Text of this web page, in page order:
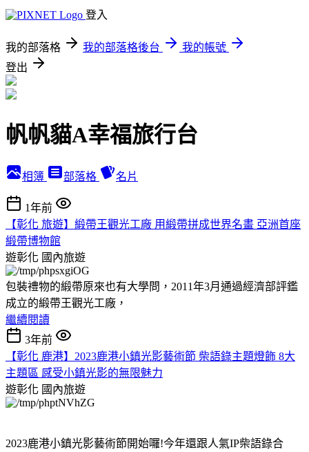
登入
我的部落格 我的部落格後台
我的帳號
登出
帆帆貓A幸福旅行台
相簿 部落格 名片
1年前
【彰化 旅遊】緞帶王觀光工廠 用緞帶拼成世界名畫 亞洲首座
緞帶博物館
遊彰化 國內旅遊
包裝禮物的緞帶原來也有大學問，2011年3月通過經濟部評鑑
成立的緞帶王觀光工廠，
繼續閱讀
3年前
【彰化 鹿港】2023鹿港小鎮光影藝術節 柴語錄主題燈飾 8大
主題區 感受小鎮光影的無限魅力
遊彰化 國內旅遊
2023鹿港小鎮光影藝術節開始囉!今年還跟人氣IP柴語錄合